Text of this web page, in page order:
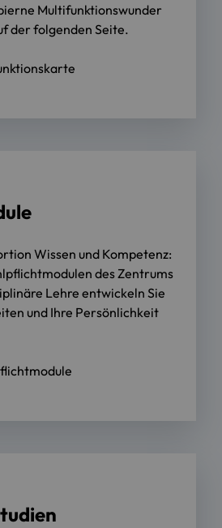
Multifunktionswunder
der folgenden Seite.
Wissen und Kompetenz:
des Zentrums
Lehre entwickeln Sie
und Ihre Persönlichkeit